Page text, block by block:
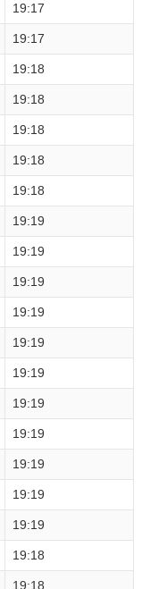
19:17
19:17
19:18
19:18
19:18
19:18
19:18
19:19
19:19
19:19
19:19
19:19
19:19
19:19
19:19
19:19
19:19
19:19
19:18
19:18